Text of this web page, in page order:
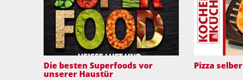
Die besten Superfoods vor
unserer Haustür
Pizza